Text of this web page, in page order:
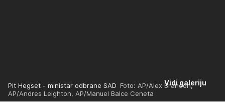
Vidi galeriju
Pit Hegset - ministar odbrane SAD Foto: AP/Alex Brandon,
AP/Andres Leighton, AP/Manuel Balce Ceneta